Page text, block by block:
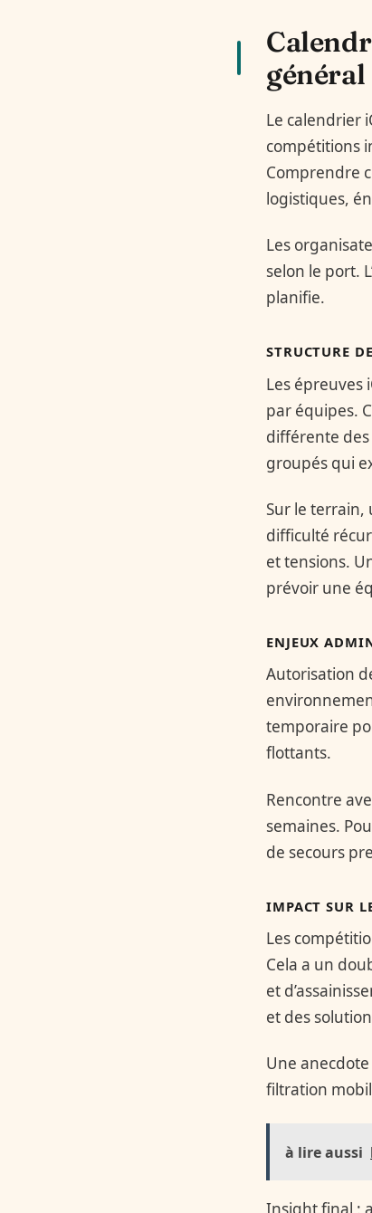
Le calendrier
compétitions
Comprendre
logistiques,
Les
selon le port.
planifie.
STRUCTURE
Les épreuves
par équipes.
différente des
groupés qui
Sur le terrain,
difficulté
et tensions.
prévoir une
ENJEUX
Autorisation
temporaire
flottants.
Rencontre
semaines.
de secours
IMPACT SUR
Les
Cela a un
et
et des
Une
filtration
à lire aussi